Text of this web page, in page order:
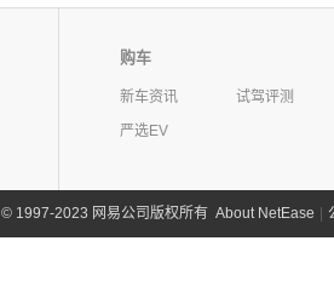
购车
新车资讯
试驾评测
严选EV
©1997-2023 网易公司版权所有 About NetEase